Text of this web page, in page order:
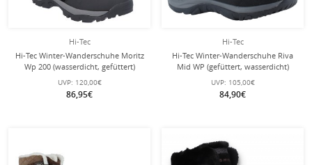
Hi-Tec
Hi-Tec Winter-Wanderschuhe Moritz
Wp 200 (wasserdicht, gefüttert)
schwarz Damen
UVP: 120,00€
86,95€
Hi-Tec
Hi-Tec Winter-Wanderschuhe Riva
Mid WP (gefüttert, wasserdicht)
schwarz Damen
UVP: 105,00€
84,90€